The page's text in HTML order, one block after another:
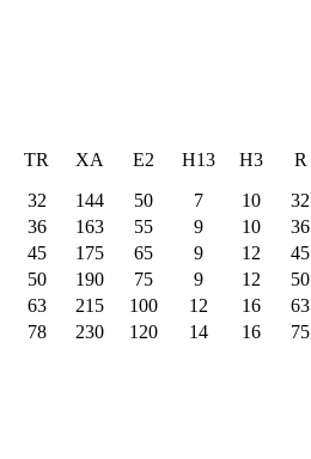
TR XA E2 H13 H3 R
32 144 50 7 10 32
36 163 55 9 10 36
45 175 65 9 12 45
50 190 75 9 12 50
63 215 100 12 16 63
78 230 120 14 16 75